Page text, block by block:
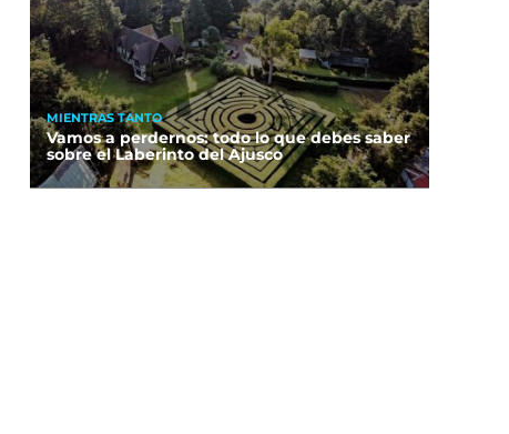
MIENTRAS TANTO
Vamos a perdernos: todo lo que debes saber
sobre el Laberinto del Ajusco